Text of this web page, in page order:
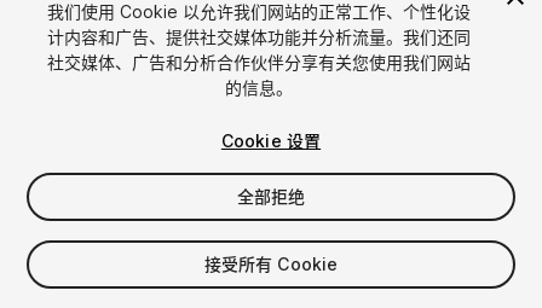
1 /6
$4.99
我们使用 Cookie 以允许我们网站的正常工作、个性化设
计内容和广告、提供社交媒体功能并分析流量。我们还同
社交媒体、广告和分析合作伙伴分享有关您使用我们网站
的信息。
Cookie 设置
全部拒绝
接受所有 Cookie